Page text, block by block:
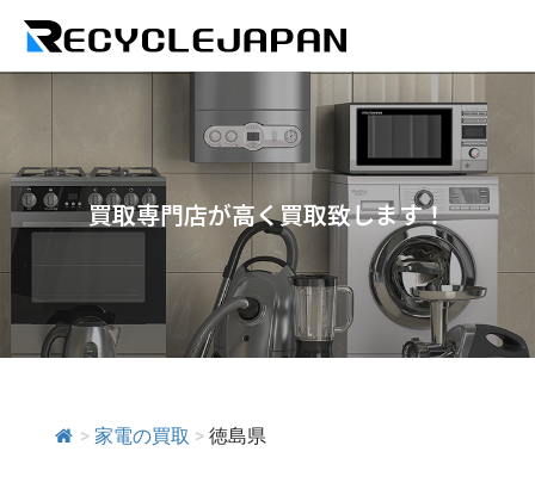
買取専門店が高く買取致します！
> 家電の買取 > 徳島県